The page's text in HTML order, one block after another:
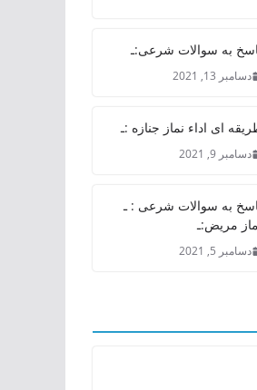
به سوالات شرعی:ـ
دسامبر 13, 2021
ای اداء نماز جنازه :ـ
دسامبر 9, 2021
به سوالات شرعی : ـ
مریض:ـ
دسامبر 5, 2021